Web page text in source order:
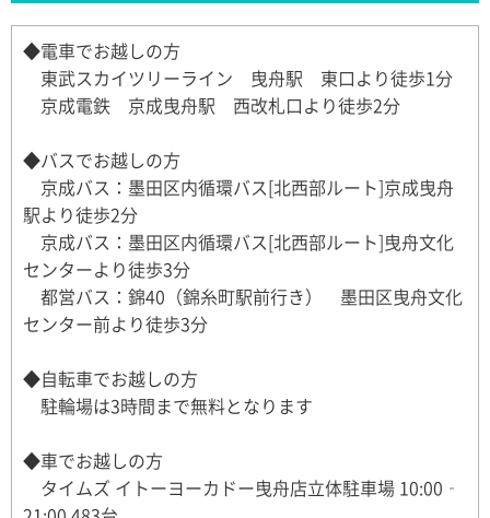
◆電車でお越しの方
東武スカイツリーライン 曳舟駅 東口より徒歩1分
京成電鉄 京成曳舟駅 西改札口より徒歩2分
◆バスでお越しの方
京成バス：墨田区内循環バス[北西部ルート]京成曳舟
駅より徒歩2分
京成バス：墨田区内循環バス[北西部ルート]曳舟文化
センターより徒歩3分
都営バス：錦40（錦糸町駅前行き） 墨田区曳舟文化
センター前より徒歩3分
◆自転車でお越しの方
駐輪場は3時間まで無料となります
◆車でお越しの方
タイムズ イトーヨーカドー曳舟店立体駐車場 10:00‐